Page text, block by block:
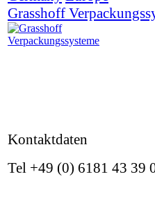
Grasshoff
Kontaktdaten
Tel +49 (0) 6181 43 39